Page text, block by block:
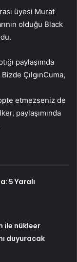
üyesi Murat
olduğu Black
paylaşımda
ÇılgınCuma,
etmezseniz de
paylaşımında
5 Yaralı
ile nükleer
duyuracak